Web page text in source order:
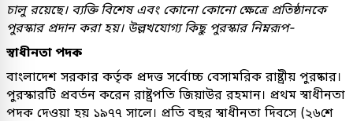
চালু রয়েছে। ব্যক্তি বিশেষ এবং কোনো কোনো ক্ষেত্রে প্রতিষ্ঠানকে
পুরস্কার প্রদান করা হয়। উল্লখযোগ্য কিছু পুরস্কার নিম্নরূপ-
স্বাধীনতা পদক
বাংলাদেশ সরকার কর্তৃক প্রদত্ত সর্বোচ্চ বেসামরিক রাষ্ট্রীয় পুরষ্কার।
পুরস্কারটি প্রবর্তন করেন রাষ্ট্রপতি জিয়াউর রহমান। প্রথম স্বাধীনতা
পদক দেওয়া হয় ১৯৭৭ সালে। প্রতি বছর স্বাধীনতা দিবসে (২৬শে